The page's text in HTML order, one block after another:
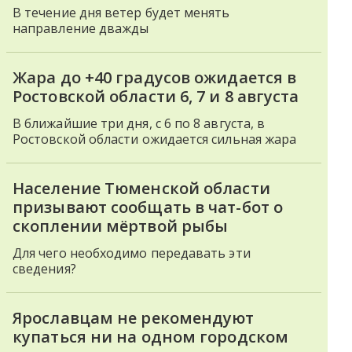
В течение дня ветер будет менять
направление дважды
Жара до +40 градусов ожидается в
Ростовской области 6, 7 и 8 августа
В ближайшие три дня, с 6 по 8 августа, в
Ростовской области ожидается сильная жара
Население Тюменской области
призывают сообщать в чат-бот о
скоплении мёртвой рыбы
Для чего необходимо передавать эти
сведения?
Ярославцам не рекомендуют
купаться ни на одном городском